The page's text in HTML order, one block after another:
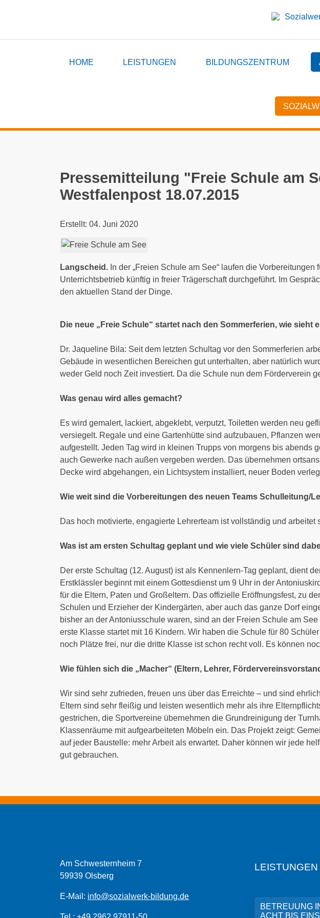
HOME LEISTUNGEN BILDUNGSZENTRUM
Pressemitteilung "Freie Schule am
Westfalenpost 18.07.2015
Details
Erstellt: 04. Juni 2020
Langscheid. In der „Freien Schule am See“ laufen die
Unterrichtsbetrieb künftig in freier Trägerschaft durchgeführt. Im
den aktuellen Stand der Dinge.
Die neue „Freie Schule“ startet nach den Sommerferien, wie sieht
Dr. Jaqueline Bila: Seit dem letzten Schultag vor den Sommerferien
Gebäude in wesentlichen Bereichen gut unterhalten, aber natürlich
weder Geld noch Zeit in­vestiert. Da die Schule nun dem Förderverein
Was genau wird alles gemacht?
Es wird gemalert, lackiert, abgeklebt, verputzt, Toiletten werden neu
versiegelt. Regale und eine Gartenhütte sind aufzubauen, Pflanzen
aufgestellt. Jeden Tag wird in kleinen Trupps von morgens bis abends
auch Gewerke nach außen vergeben werden. Das übernehmen
Decke wird abgehangen, ein Lichtsystem installiert, neuer Boden
Wie weit sind die Vorbereitungen des neuen Teams Schulleitung/
Das hoch motivierte, engagierte Lehrerteam ist vollständig und arbeitet
Was ist am ersten Schultag geplant und wie viele Schüler sind
Der erste Schultag (12. August) ist als Kennenlern-Tag geplant, dient
Erstklässler beginnt mit einem Gottesdienst um 9 Uhr in der
für die Eltern, Paten und Großeltern. Das offizielle Eröffnungsfest, zu
Schulen und Erzieher der Kindergärten, aber auch das ganze Dorf
bisher an der Antoniusschule waren, sind an der Freien Schule am
erste Klasse startet mit 16 Kindern. Wir haben die Schule für 80
noch Plätze frei, nur die dritte Klasse ist schon recht voll. Es können
Wie fühlen sich die „Macher“ (Eltern, Lehrer,
Wir sind sehr zufrieden, freuen uns über das Erreichte – und sind
Eltern sind sehr fleißig und leisten wesentlich mehr als ihre
gestrichen, die Sportvereine übernehmen die Grundreinigung der
Klassenräume mit aufgearbeiteten Möbeln ein. Das Projekt zeigt:
auf jeder Baustelle: mehr Arbeit als erwartet. Daher können wir jede
gut gebrauchen.
Am Schwesternheim 7
59939 Olsberg
E-Mail: info@sozialwerk-bildung.de
LEISTUNGEN
BETREUUNG
ACHT BIS